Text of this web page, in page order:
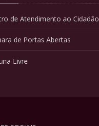
de Atendimento ao Cidadão
de Portas Abertas
Livre